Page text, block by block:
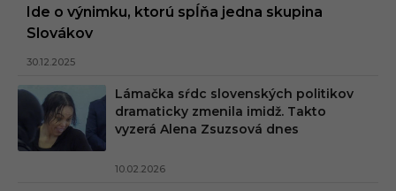
Ide o výnimku, ktorú spĺňa jedna skupina
Slovákov
30.12.2025
Lámačka sŕdc slovenských politikov
dramaticky zmenila imidž. Takto
vyzerá Alena Zsuzsová dnes
10.02.2026